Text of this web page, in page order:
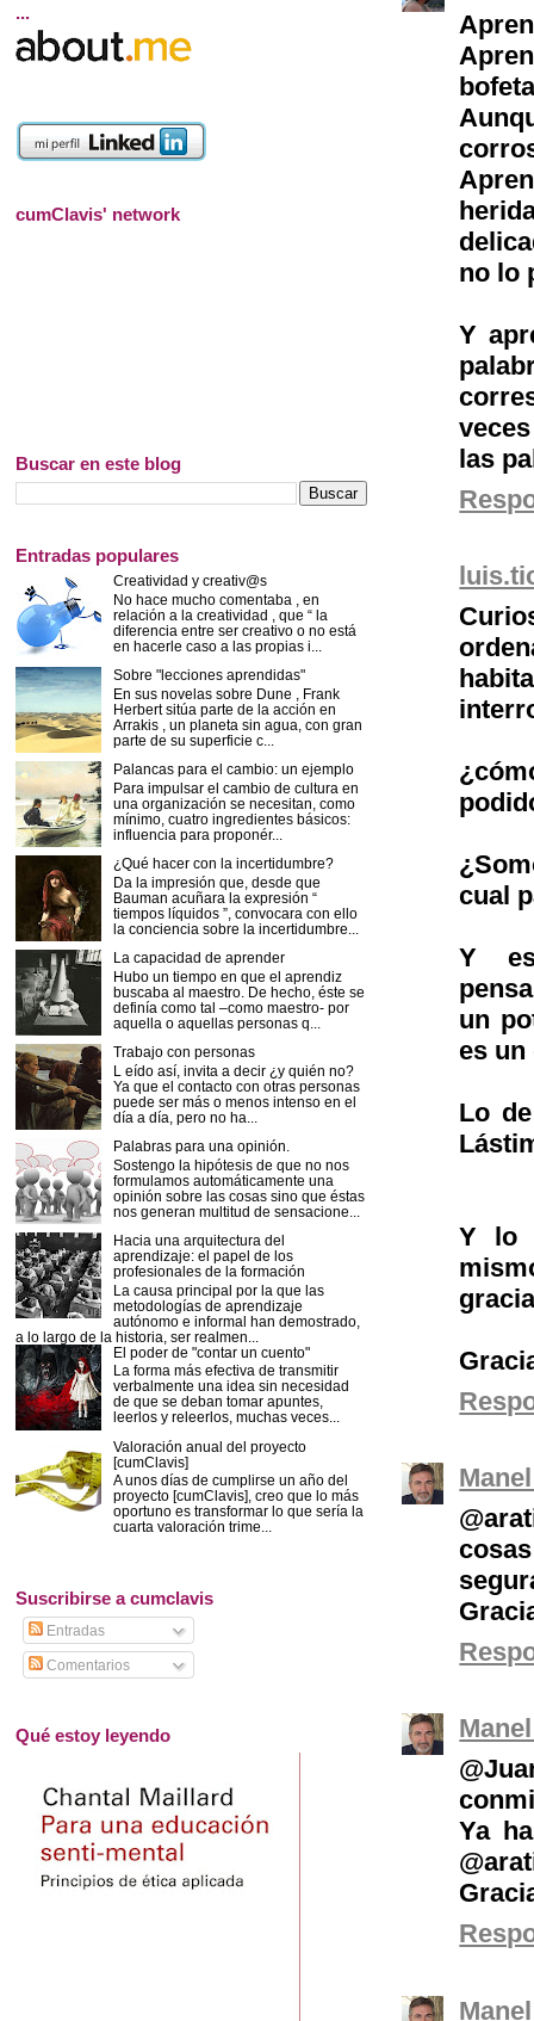
no lo
Y
las
cual
Y
un
es un
Lo
Y lo
Ya
...
cumClavis' network
Buscar en este blog
Entradas populares
Creatividad y creativ@s
No hace mucho comentaba , en
relación a la creatividad , que “ la
diferencia entre ser creativo o no está
en hacerle caso a las propias i...
Sobre "lecciones aprendidas"
En sus novelas sobre Dune , Frank
Herbert sitúa parte de la acción en
Arrakis , un planeta sin agua, con gran
parte de su superficie c...
Palancas para el cambio: un ejemplo
Para impulsar el cambio de cultura en
una organización se necesitan, como
mínimo, cuatro ingredientes básicos:
influencia para proponér...
¿Qué hacer con la incertidumbre?
Da la impresión que, desde que
Bauman acuñara la expresión “
tiempos líquidos ”, convocara con ello
la conciencia sobre la incertidumbre...
La capacidad de aprender
Hubo un tiempo en que el aprendiz
buscaba al maestro. De hecho, éste se
definía como tal –como maestro- por
aquella o aquellas personas q...
Trabajo con personas
L eído así, invita a decir ¿y quién no?
Ya que el contacto con otras personas
puede ser más o menos intenso en el
día a día, pero no ha...
Palabras para una opinión.
Sostengo la hipótesis de que no nos
formulamos automáticamente una
opinión sobre las cosas sino que éstas
nos generan multitud de sensacione...
Hacia una arquitectura del
aprendizaje: el papel de los
profesionales de la formación
La causa principal por la que las
metodologías de aprendizaje
autónomo e informal han demostrado,
a lo largo de la historia, ser realmen...
El poder de "contar un cuento"
La forma más efectiva de transmitir
verbalmente una idea sin necesidad
de que se deban tomar apuntes,
leerlos y releerlos, muchas veces...
Valoración anual del proyecto
[cumClavis]
A unos días de cumplirse un año del
proyecto [cumClavis], creo que lo más
oportuno es transformar lo que sería la
cuarta valoración trime...
Suscribirse a cumclavis
Entradas
Comentarios
Qué estoy leyendo